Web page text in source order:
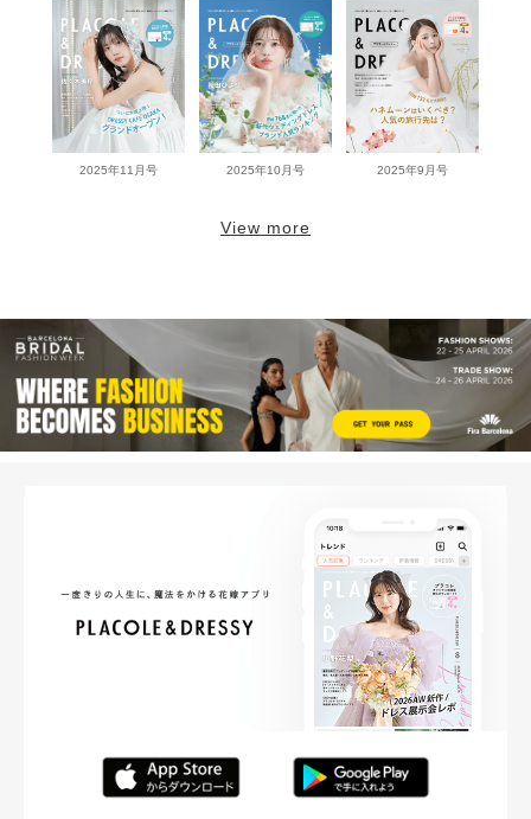
2025年11月号 2025年10月号 2025年9月号
View more